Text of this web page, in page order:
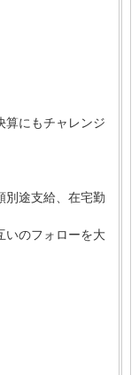
にもチャレンジ
別途支給、在宅勤
いのフォローを大